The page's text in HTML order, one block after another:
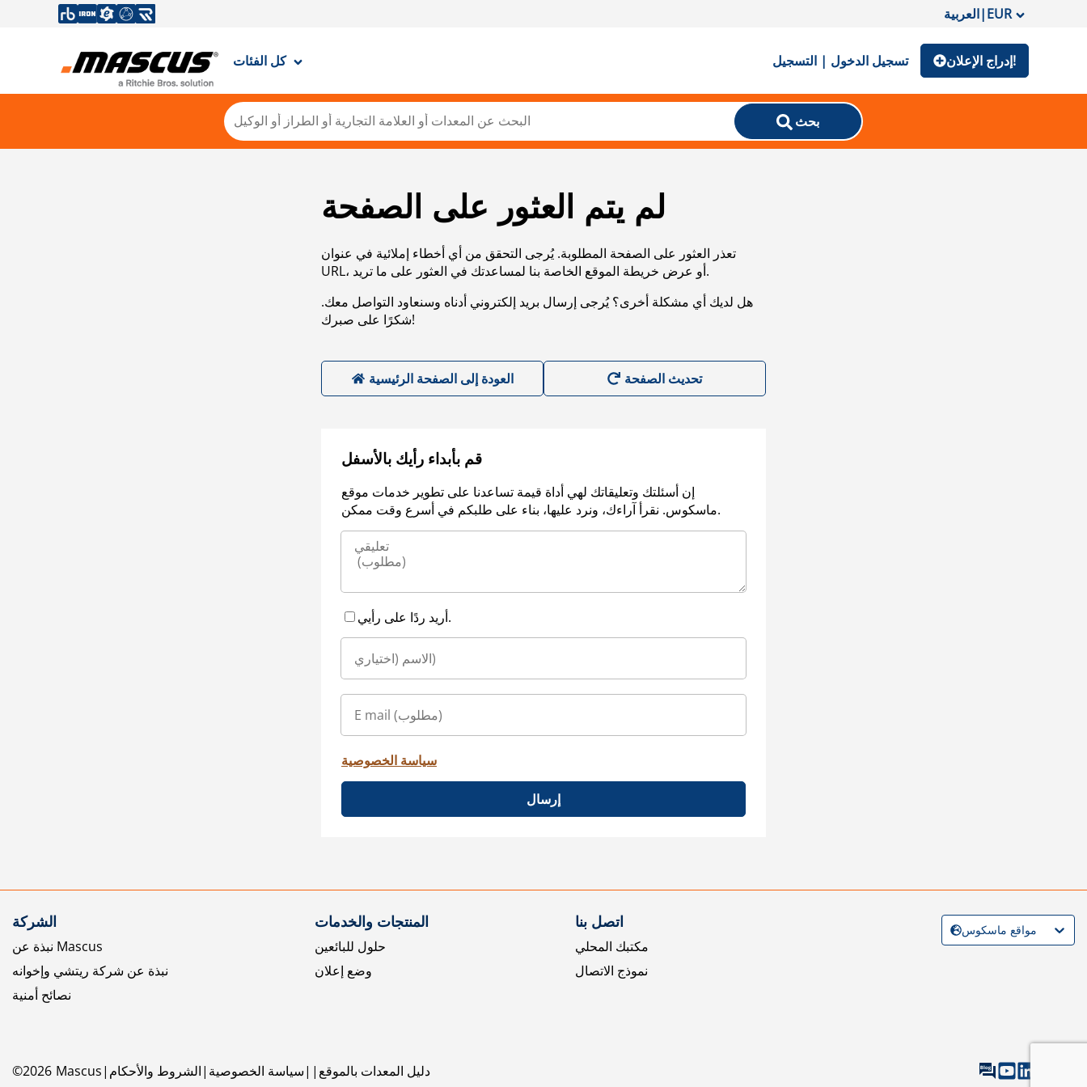
العربية|EUR
كل الفئات تسجيل الدخول | التسجيل إدراج الإعلان!
بحث
لم يتم العثور على الصفحة
تعذر العثور على الصفحة المطلوبة. يُرجى التحقق من أي أخطاء إملائية في عنوان
URL، أو عرض خريطة الموقع الخاصة بنا لمساعدتك في العثور على ما تريد.
هل لديك أي مشكلة أخرى؟ يُرجى إرسال بريد إلكتروني أدناه وسنعاود التواصل معك.
شكرًا على صبرك!
العودة إلى الصفحة الرئيسية
قم بأبداء رأيك بالأسفل
إن أسئلتك وتعليقاتك لهي أداة قيمة تساعدنا على تطوير خدمات موقع
ماسكوس. نقرأ آراءك، ونرد عليها، بناء على طلبكم في أسرع وقت ممكن.
أريد ردًا على رأيي.
سياسة الخصوصية
إرسال
الشركة
نبذة عن Mascus
نبذة عن شركة ريتشي وإخوانه
نصائح أمنية
المنتجات والخدمات
حلول للبائعين
وضع إعلان
اتصل بنا
مكتبك المحلي
نموذج الاتصال
©2026 Mascus الشروط والأحكام سياسة الخصوصية دليل المعدات بالموقع
مواقع ماسكوس